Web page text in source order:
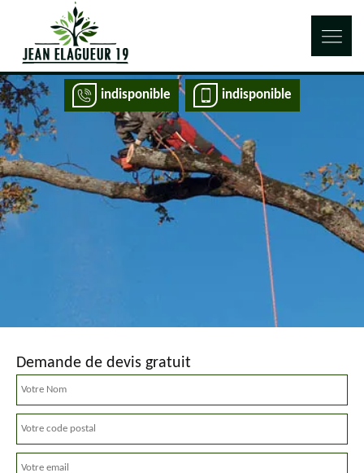
indisponible indisponible
Demande de devis gratuit